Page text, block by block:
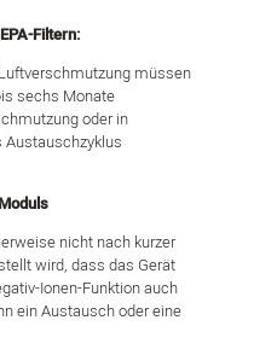
Filtern:
müssen
sechs Monate
oder in
Austauschzyklus
nicht nach kurzer
wird, dass das Gerät
Ionen-Funktion auch
ein Austausch oder eine